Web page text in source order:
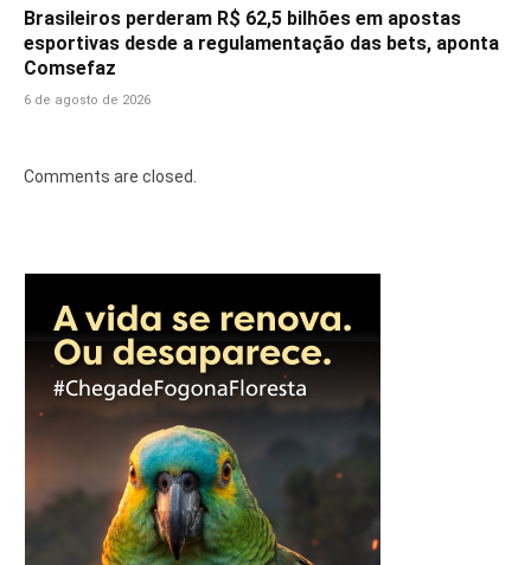
Brasileiros perderam R$ 62,5 bilhões em apostas
esportivas desde a regulamentação das bets, aponta
Comsefaz
6 de agosto de 2026
Comments are closed.